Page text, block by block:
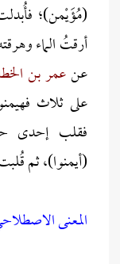
(مُؤَيْمن)؛
أرقتُ الماء
عنعمر بن
على ثلاث
فقلب إحدى
(أيمنوا)، ثم
المعنى